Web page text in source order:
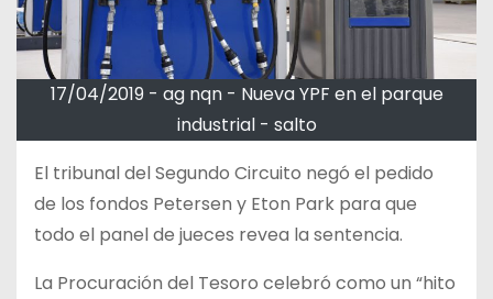
17/04/2019 - ag nqn - Nueva YPF en el parque
industrial - salto
El tribunal del Segundo Circuito negó el pedido
de los fondos Petersen y Eton Park para que
todo el panel de jueces revea la sentencia.
La Procuración del Tesoro celebró como un “hito